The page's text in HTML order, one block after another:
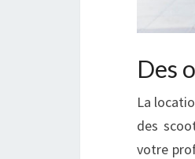
Des
La
des
votre